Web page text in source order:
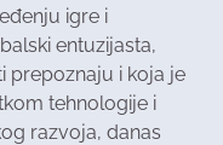
igre i
entuzijasta,
prepoznaju i koja je
tehnologije i
razvoja, danas